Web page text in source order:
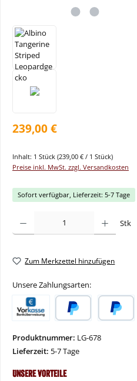
239,00 €
Inhalt: 1 Stück (239,00 € / 1 Stück)
Preise inkl. MwSt. zzgl. Versandkosten
Sofort verfügbar, Lieferzeit: 5-7 Tage
Stk
Zum Merkzettel hinzufügen
Unsere Zahlungsarten:
Produktnummer: LG-678
Lieferzeit: 5-7 Tage
Unsere Vorteile